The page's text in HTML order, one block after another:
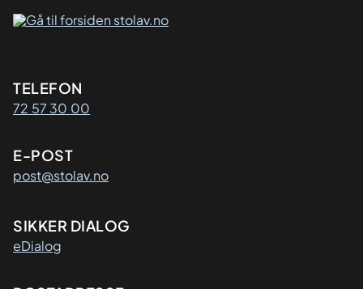
Kontaktinformasjon
TELEFON
72 57 30 00
E-POST
post@stolav.no
SIKKER DIALOG
eDialog